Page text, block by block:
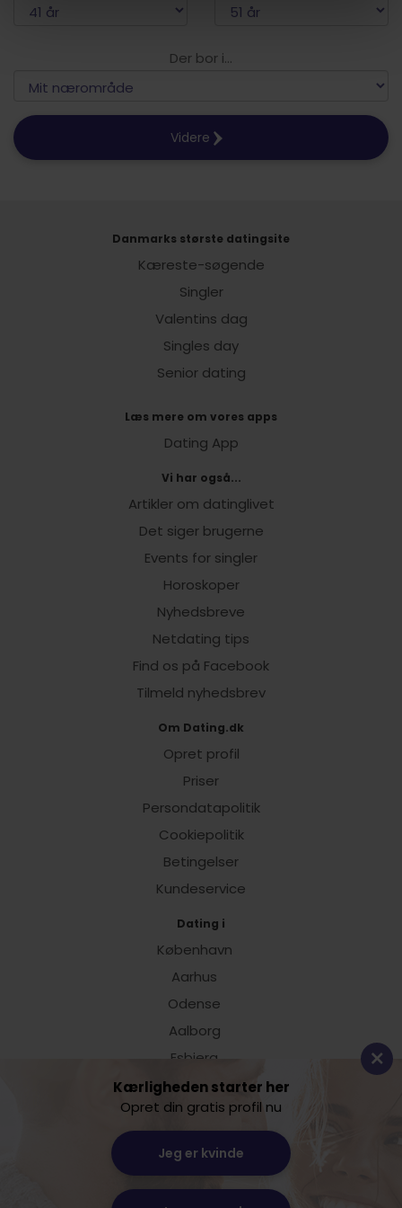
Der bor i...
Videre
Danmarks største datingsite
Kæreste-søgende
Singler
Valentins dag
Singles day
Senior dating
Læs mere om vores apps
Dating App
Vi har også...
Artikler om datinglivet
Det siger brugerne
Events for singler
Horoskoper
Nyhedsbreve
Netdating tips
Find os på Facebook
Tilmeld nyhedsbrev
Om Dating.dk
Opret profil
Priser
Persondatapolitik
Cookiepolitik
Betingelser
Kundeservice
Dating i
København
Aarhus
Odense
Aalborg
Esbjerg
Vis alle
Dating.dk
Lille Sct. Hans Gade 11
8800 Viborg
CVR: 24238849
Kærligheden starter her
Opret din gratis profil nu
Jeg er kvinde